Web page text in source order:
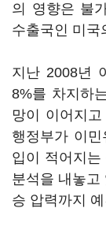
의 영향은 불
수출국인 미국
지난 2008년
8%를 차지하
망이 이어지
행정부가 이
입이 적어지
분석을 내놓고
승 압력까지